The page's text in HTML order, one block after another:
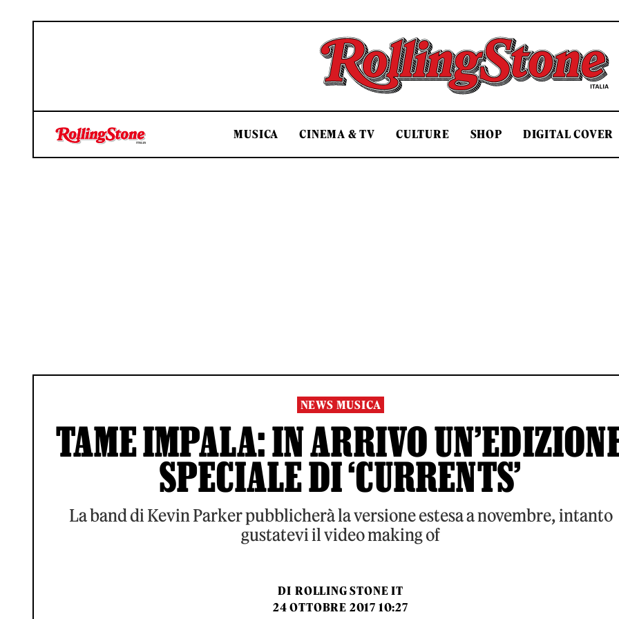
Rolling Stone Italia
MUSICA CINEMA & TV CULTURE SHOP DIGITAL COVER
NEWS MUSICA
TAME IMPALA: IN ARRIVO
SPECIALE DI ‘CURRENTS’
La band di Kevin Parker pubblicherà la versione estesa a novembre, intanto
gustatevi il video making of
DI ROLLING STONE IT
24 OTTOBRE 2017 10:27